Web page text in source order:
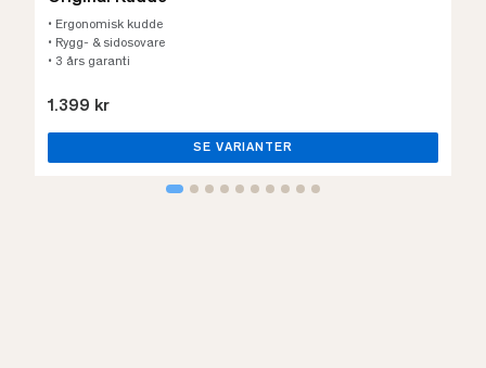
• Ergonomisk kudde
• Rygg- & sidosovare
• 3 års garanti
1.399 kr
SE VARIANTER